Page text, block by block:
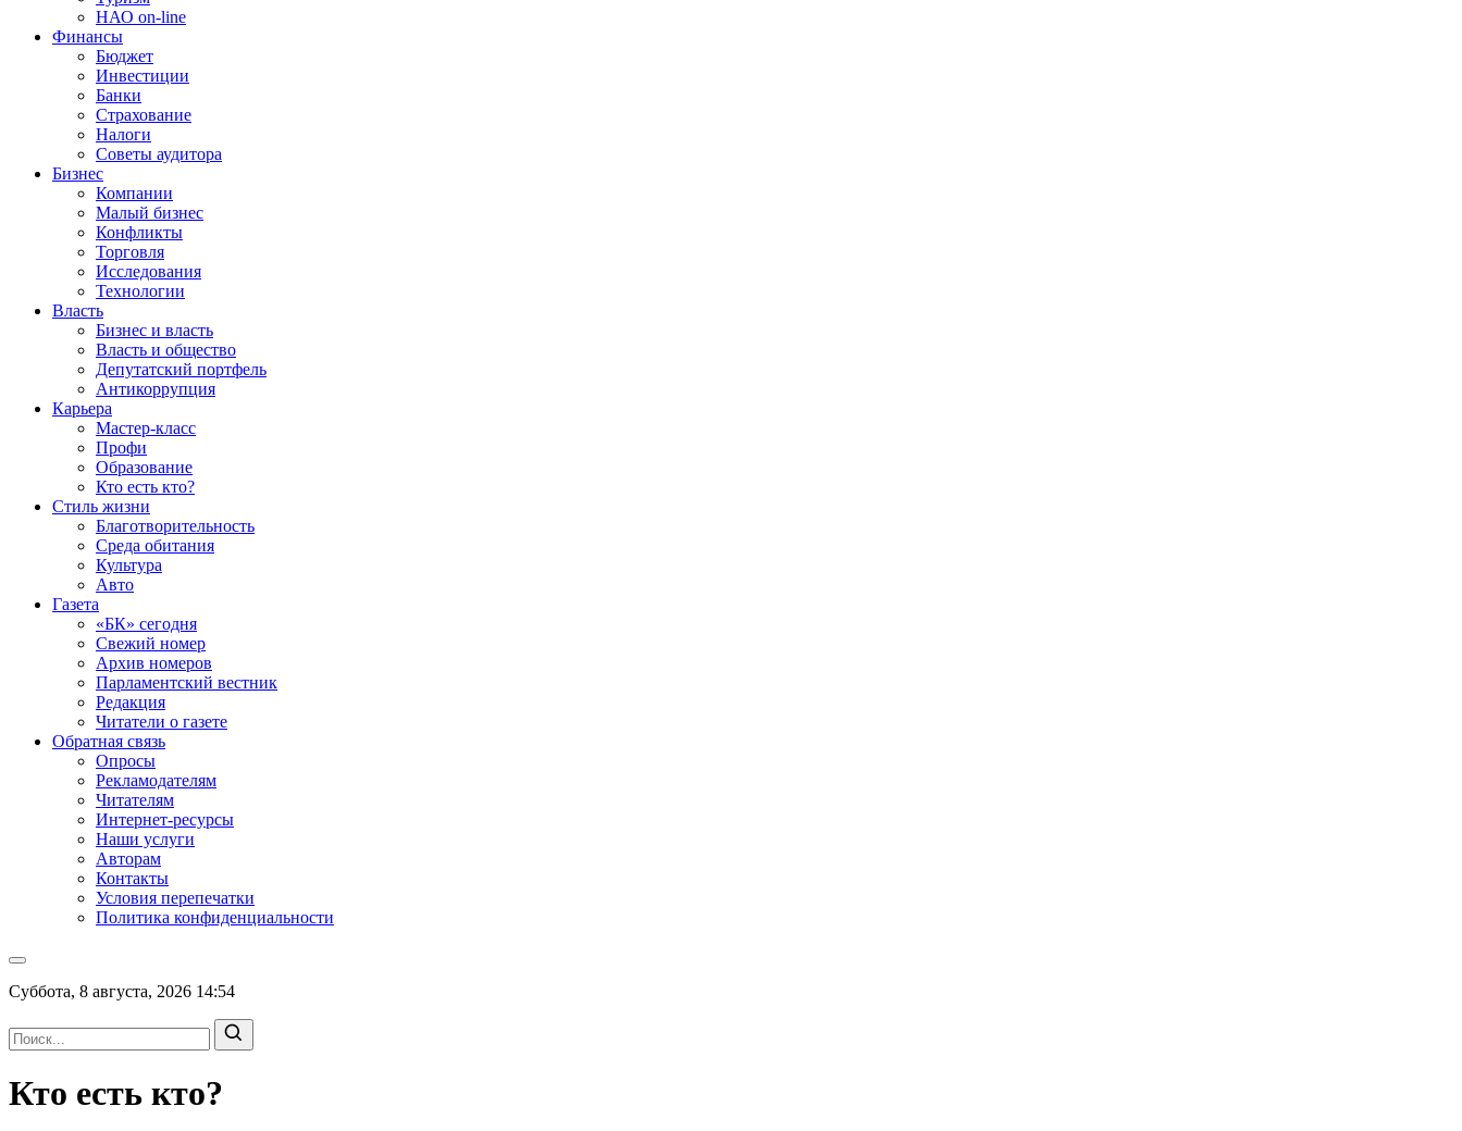
НАО on-line
Финансы
Бюджет
Инвестиции
Банки
Страхование
Налоги
Советы аудитора
Бизнес
Компании
Малый бизнес
Конфликты
Торговля
Исследования
Технологии
Власть
Бизнес и власть
Власть и общество
Депутатский портфель
Антикоррупция
Карьера
Мастер-класс
Профи
Образование
Кто есть кто?
Стиль жизни
Благотворительность
Среда обитания
Культура
Авто
Газета
«БК» сегодня
Свежий номер
Архив номеров
Парламентский вестник
Редакция
Читатели о газете
Обратная связь
Опросы
Рекламодателям
Читателям
Интернет-ресурсы
Наши услуги
Авторам
Контакты
Условия перепечатки
Политика конфиденциальности
Суббота, 8 августа, 2026 14:54
Кто есть кто?